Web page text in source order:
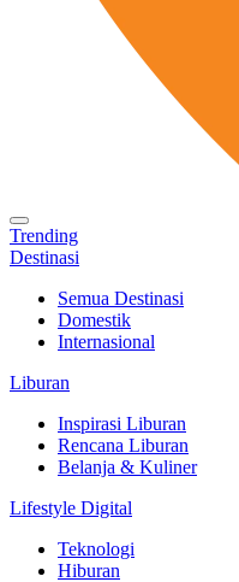
Trending
Destinasi
Semua Destinasi
Domestik
Internasional
Liburan
Inspirasi Liburan
Rencana Liburan
Belanja & Kuliner
Lifestyle Digital
Teknologi
Hiburan